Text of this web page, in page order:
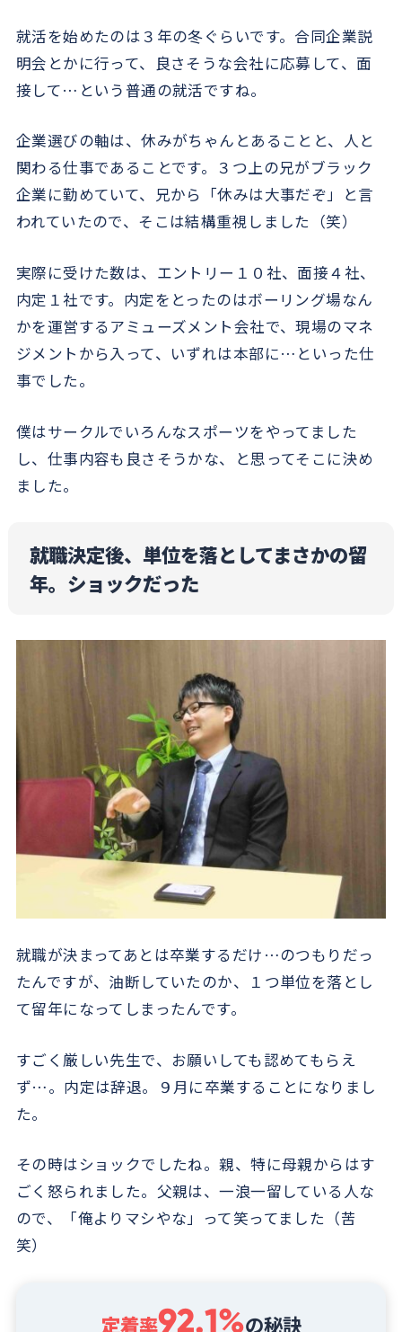
就活を始めたのは３年の冬ぐらいです。合同企業説
明会とかに行って、良さそうな会社に応募して、面
接して…という普通の就活ですね。
企業選びの軸は、休みがちゃんとあることと、人と
関わる仕事であることです。３つ上の兄がブラック
企業に勤めていて、兄から「休みは大事だぞ」と言
われていたので、そこは結構重視しました（笑）
実際に受けた数は、エントリー１０社、面接４社、
内定１社です。内定をとったのはボーリング場なん
かを運営するアミューズメント会社で、現場のマネ
ジメントから入って、いずれは本部に…といった仕
事でした。
僕はサークルでいろんなスポーツをやってました
し、仕事内容も良さそうかな、と思ってそこに決め
ました。
就職決定後、単位を落としてまさかの留
年。ショックだった
就職が決まってあとは卒業するだけ…のつもりだっ
たんですが、油断していたのか、１つ単位を落とし
て留年になってしまったんです。
すごく厳しい先生で、お願いしても認めてもらえ
ず…。内定は辞退。９月に卒業することになりまし
た。
その時はショックでしたね。親、特に母親からはす
ごく怒られました。父親は、一浪一留している人な
ので、「俺よりマシやな」って笑ってました（苦
笑）
定着率92.1%の秘訣